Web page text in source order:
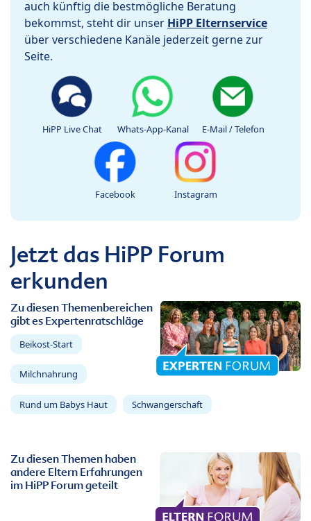
auch künftig die bestmögliche Beratung
bekommst, steht dir unser HiPP Elternservice
über verschiedene Kanäle jederzeit gerne zur
Seite.
HiPP Live Chat Whats-App-Kanal E-Mail / Telefon
Facebook Instagram
Jetzt das HiPP Forum
erkunden
Zu diesen Themenbereichen
gibt es Expertenratschläge
Beikost-Start
Milchnahrung
Rund um Babys Haut Schwangerschaft
Zu diesen Themen haben
andere Eltern Erfahrungen
im HiPP Forum geteilt